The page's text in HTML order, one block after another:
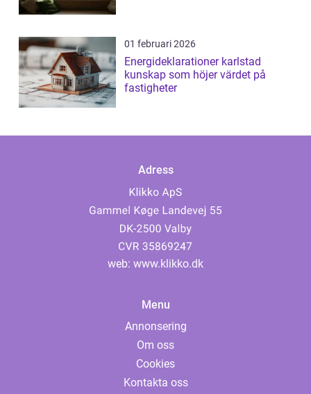
01 februari 2026
Energideklarationer karlstad
kunskap som höjer värdet på
fastigheter
Adress
web: www.klikko.dk
Menu
Annonsering
Om oss
Cookies
Kontakta oss